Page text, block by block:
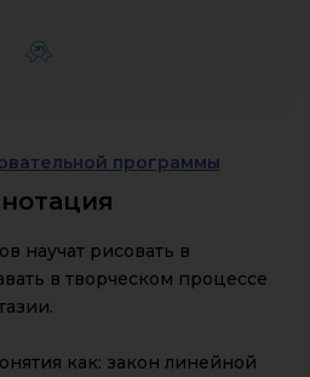
ЭП
программы
научат рисовать в
в творческом процессе
как: закон линейной